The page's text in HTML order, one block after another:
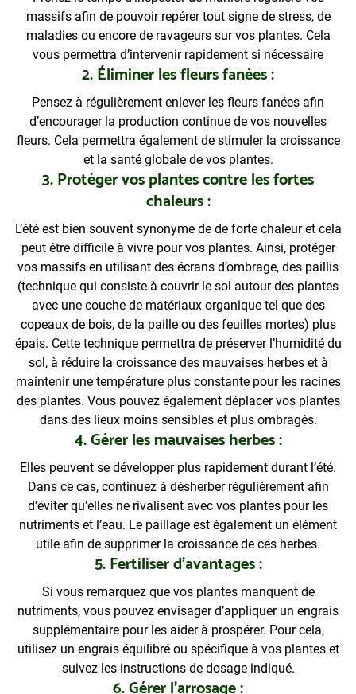
massifs afin de pouvoir repérer tout signe de stress, de
maladies ou encore de ravageurs sur vos plantes. Cela
vous permettra d’intervenir rapidement si nécessaire
2. Éliminer les fleurs fanées :
Pensez à régulièrement enlever les fleurs fanées afin
d’encourager la production continue de vos nouvelles
fleurs. Cela permettra également de stimuler la croissance
et la santé globale de vos plantes.
3. Protéger vos plantes contre les fortes
chaleurs :
L’été est bien souvent synonyme de de forte chaleur et cela
peut être difficile à vivre pour vos plantes. Ainsi, protéger
vos massifs en utilisant des écrans d’ombrage, des paillis
(technique qui consiste à couvrir le sol autour des plantes
avec une couche de matériaux organique tel que des
copeaux de bois, de la paille ou des feuilles mortes) plus
épais. Cette technique permettra de préserver l’humidité du
sol, à réduire la croissance des mauvaises herbes et à
maintenir une température plus constante pour les racines
des plantes. Vous pouvez également déplacer vos plantes
dans des lieux moins sensibles et plus ombragés.
4. Gérer les mauvaises herbes :
Elles peuvent se développer plus rapidement durant l’été.
Dans ce cas, continuez à désherber régulièrement afin
d’éviter qu’elles ne rivalisent avec vos plantes pour les
nutriments et l’eau. Le paillage est également un élément
utile afin de supprimer la croissance de ces herbes.
5. Fertiliser d’avantages :
Si vous remarquez que vos plantes manquent de
nutriments, vous pouvez envisager d’appliquer un engrais
supplémentaire pour les aider à prospérer. Pour cela,
utilisez un engrais équilibré ou spécifique à vos plantes et
suivez les instructions de dosage indiqué.